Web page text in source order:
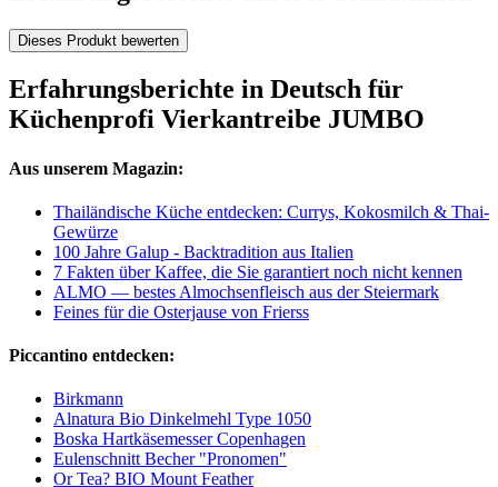
Dieses Produkt bewerten
Erfahrungsberichte in Deutsch für
Küchenprofi Vierkantreibe JUMBO
Aus unserem Magazin:
Thailändische Küche entdecken: Currys, Kokosmilch & Thai-
Gewürze
100 Jahre Galup - Backtradition aus Italien
7 Fakten über Kaffee, die Sie garantiert noch nicht kennen
ALMO — bestes Almochsenfleisch aus der Steiermark
Feines für die Osterjause von Frierss
Piccantino entdecken:
Birkmann
Alnatura Bio Dinkelmehl Type 1050
Boska Hartkäsemesser Copenhagen
Eulenschnitt Becher "Pronomen"
Or Tea? BIO Mount Feather